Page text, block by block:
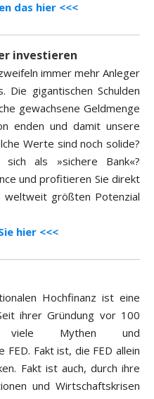
das hier <<<
investieren
immer mehr Anleger
Die gigantischen Schulden
gewachsene Geldmenge
enden und damit unsere
Werte sind noch solide?
als »sichere Bank«?
und profitieren Sie direkt
größten Potenzial
hier <<<
Hochfinanz ist eine
ihrer Gründung vor 100
viele Mythen und
Fakt ist, die FED allein
Fakt ist auch, durch ihre
und Wirtschaftskrisen